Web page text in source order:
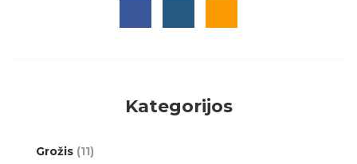
Kategorijos
Grožis (11)